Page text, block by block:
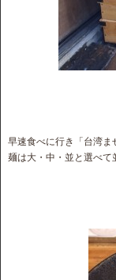
早速食べに行き「台湾ま
麺は大・中・並と選べて